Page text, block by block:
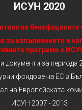
ИСУН 2020
на
за изпълнението и
програми с
документи за периода
фондове на ЕС в
на Европейската
ИСУН 2007 - 2013